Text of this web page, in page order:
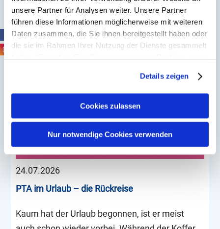
unsere Partner für Analysen weiter. Unsere Partner
führen diese Informationen möglicherweise mit weiteren
Daten zusammen, die Sie ihnen bereitgestellt haben oder
die sie im Rahmen Ihrer Nutzung der Dienste gesammelt
Datenschutzerklärungmehr
darüber, wer wir sind, wie Sie uns kontaktieren können
und wie wir personenbezogene Daten verarbeiten.
Sie können Ihre Einwilligung jederzeit von der
Details zeigen
Cookies zulassen
Nur notwendige Cookies verwenden
(RSV) – ein unterschätztes Virus für ältere
Personen“.
Weiterlesen
24.07.2026
PTA im Urlaub – die Rückreise
Kaum hat der Urlaub begonnen, ist er meist